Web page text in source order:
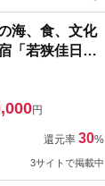
海、食、文化
「若狭佳日」
3万円分｜道
円
還元率 30%
3サイトで掲載中